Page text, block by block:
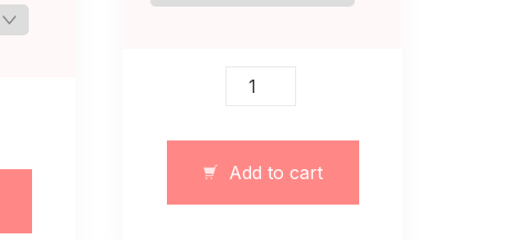
Czarna
paskie
quantity
Add to cart